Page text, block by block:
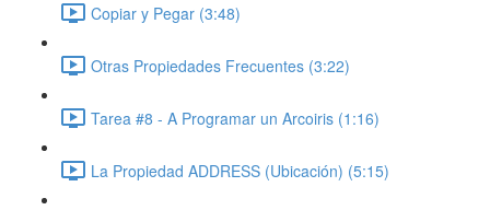
Copiar y Pegar (3:48)
Otras Propiedades Frecuentes (3:22)
Tarea #8 - A Programar un Arcoiris (1:16)
La Propiedad ADDRESS (Ubicación) (5:15)